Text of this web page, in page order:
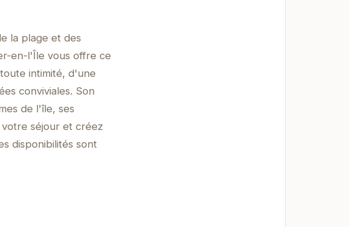
la plage et des
en-l'Île vous offre ce
intimité, d'une
conviviales. Son
de l'île, ses
votre séjour et créez
disponibilités sont